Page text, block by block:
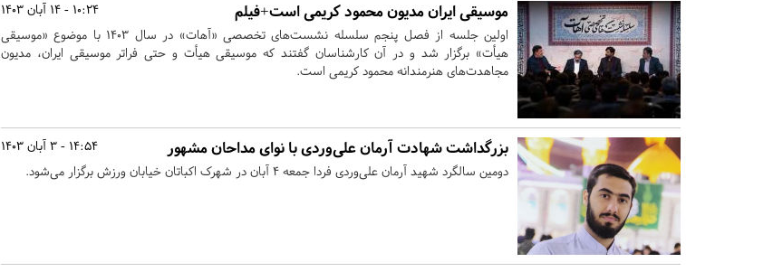
10:24 - 14 آبان 1403 موسیقی ایران مدیون محمود کریمی است+فیلم
اولین جلسه از فصل پنجم سلسله نشست‌های تخصصی «آهات» در سال ۱۴۰۳ با موضوع «موسیقی
هیأت» برگزار شد و در آن کارشناسان گفتند که موسیقی هیأت و حتی فراتر موسیقی ایران، مدیون
مجاهدت‌های هنرمندانه محمود کریمی است.
14:54 - 3 آبان 1403 بزرگداشت شهادت آرمان علی‌وردی با نوای مداحان مشهور
دومین سالگرد شهید آرمان علی‌وردی فردا جمعه ۴ آبان در شهرک اکباتان خیابان ورزش برگزار می‌شود.